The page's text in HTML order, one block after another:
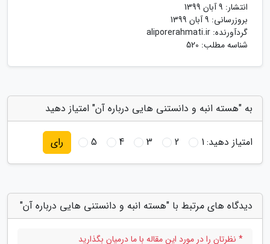
انتشار: 9 آبان 1399
بروزرسانی: 9 آبان 1399
گردآورنده: aliporerahmati.ir
شناسه مطلب: 520
به "هسته انبه و دانستنی هایی درباره آن" امتیاز دهید
امتیاز دهید:1
2
3
4
5 رای
دیدگاه های مرتبط با "هسته انبه و دانستنی هایی درباره آن"
* نظرتان را در مورد این مقاله با ما درمیان بگذارید